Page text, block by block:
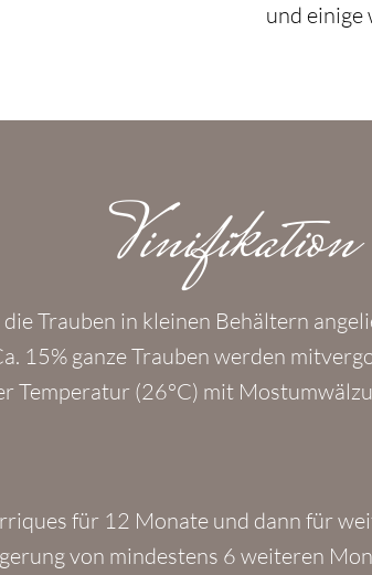
und
Vinifikation
Trauben in kleinen Behältern
15% ganze Trauben werden
Temperatur (26°C) mit
für 12 Monate und dann für
von mindestens 6 weiteren